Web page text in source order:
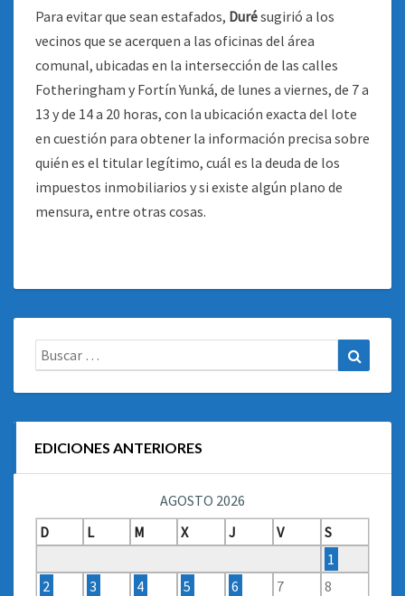
Para evitar que sean estafados, Durésugirió a los
vecinos que se acerquen a las oficinas del área
comunal, ubicadas en la intersección de las calles
Fotheringham y Fortín Yunká, de lunes a viernes, de 7 a
13 y de 14 a 20 horas, con la ubicación exacta del lote
en cuestión para obtener la información precisa sobre
quién es el titular legítimo, cuál es la deuda de los
impuestos inmobiliarios y si existe algún plano de
mensura, entre otras cosas.
Buscar:
EDICIONES ANTERIORES
AGOSTO 2026
D
L M X J V
S
1
2
3 4 5 6 7
8